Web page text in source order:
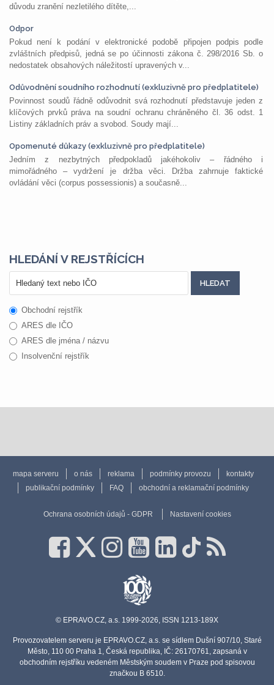
důvodu zranění nezletilého dítěte,...
Odpor
Pokud není k podání v elektronické podobě připojen podpis podle
zvláštních předpisů, jedná se po účinnosti zákona č. 298/2016 Sb. o
nedostatek obsahových náležitostí upravených v...
Odůvodnění soudního rozhodnutí (exkluzivně pro předplatitele)
Povinnost soudů řádně odůvodnit svá rozhodnutí představuje jeden z
klíčových prvků práva na soudní ochranu chráněného čl. 36 odst. 1
Listiny základních práv a svobod. Soudy mají...
Opomenuté důkazy (exkluzivně pro předplatitele)
Jedním z nezbytných předpokladů jakéhokoliv – řádného i
mimořádného – vydržení je držba věci. Držba zahrnuje faktické
ovládání věci (corpus possessionis) a současně...
HLEDÁNÍ V REJSTŘÍCÍCH
Obchodní rejstřík
ARES dle IČO
ARES dle jména / názvu
Insolvenční rejstřík
mapa serveru o nás reklama podmínky provozu
kontakty
publikační podmínky
FAQ obchodní a reklamační podmínky
Ochrana osobních údajů - GDPR Nastavení cookies
© EPRAVO.CZ, a.s. 1999-2026, ISSN 1213-189X
Provozovatelem serveru je EPRAVO.CZ, a.s. se sídlem Dušní 907/10, Staré
Město, 110 00 Praha 1, Česká republika, IČ: 26170761, zapsaná v
obchodním rejstříku vedeném Městským soudem v Praze pod spisovou
značkou B 6510.